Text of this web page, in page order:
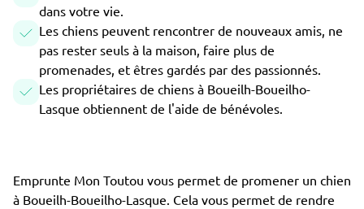
dans votre vie.
Les chiens peuvent rencontrer de nouveaux amis, ne
pas rester seuls à la maison, faire plus de
promenades, et êtres gardés par des passionnés.
Les propriétaires de chiens à Boueilh-Boueilho-
Lasque obtiennent de l'aide de bénévoles.
Emprunte Mon Toutou vous permet de promener un chien
à Boueilh-Boueilho-Lasque. Cela vous permet de rendre